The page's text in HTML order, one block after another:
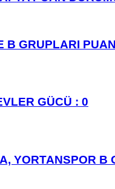
B GRUPLARI
GÜCÜ : 0
YORTANSPOR B